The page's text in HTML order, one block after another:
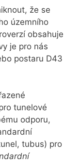
že se
územního
obsahuje
je pro nás
postaru D43
tunelové
odporu,
tubus) pro